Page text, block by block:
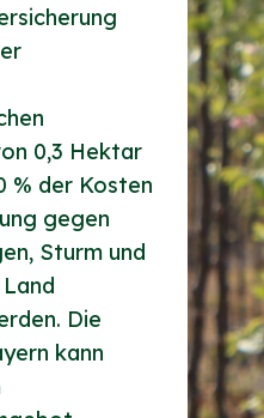
0,3 Hektar
% der Kosten
gegen
Sturm und
Die
kann